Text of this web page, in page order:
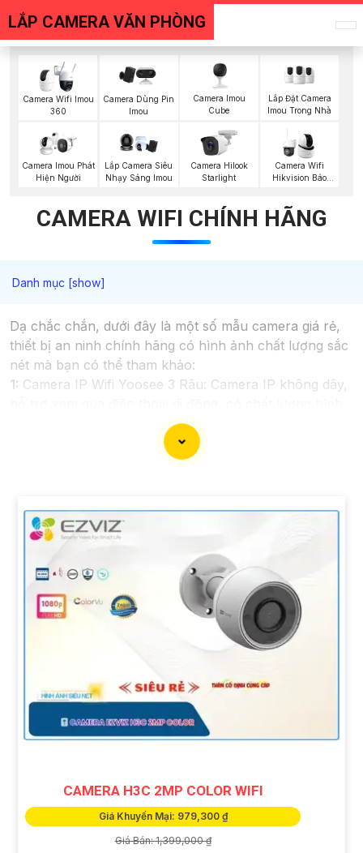
LẮP CAMERA VĂN PHÒNG
Camera Wifi Imou
360
Camera Dùng Pin
Imou
Camera Imou
Cube
Lắp Đặt Camera
Imou Trong Nhà
Camera Imou Phát
Hiện Người
Lắp Camera Siêu
Nhạy Sáng Imou
Camera Hilook
Starlight
Camera Wifi
Hikvision Báo
CAMERA WIFI CHÍNH HÃNG
Dạ chắc chắn, dưới đây là một số mẫu camera giá rẻ,
thiết bị an ninh chính hãng có hình ảnh chất lượng sắc
nét mà bạn có thể tham khảo:
1: Camera IP Wifi Yoosee 3 Râu: Camera IP không dây,
ảnh sắc nét, giá cả phải chăng.
Camera Vantech VP-C2112CP: Camera dạng dome,
chất lượng Full HD, hỗ trợ xoay 360 độ, phù hợp cho
thân hồng ngoại, chất lượng 1MP, có khả năng quan
sát ban đêm tốt, sắc nét.
Camera Dahua HAC-HDBW1200RP-Z: Camera
dome chất lượng 2MP, hỗ trợ các tính năng như chống
ngược sáng, chống nước.
Nhớ kiểm tra kỹ thông số kỹ thuật cũng như nguồn
gốc xuất xứ của sản phẩm trước khi mua nhé để
là sản phẩm chính hãng và đáng tin cậy.
CAMERA H3C 2MP COLOR WIFI
Giá Khuyến Mại: 979,300 ₫
Giá Bán: 1,399,000 ₫